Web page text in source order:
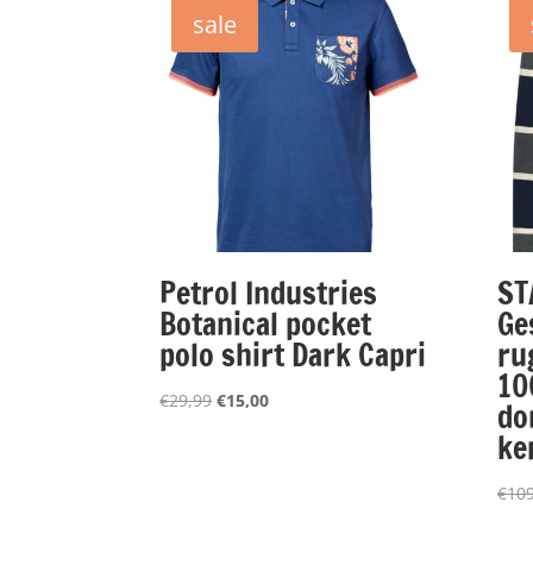
sale
Petrol Industries
Botanical pocket
polo shirt Dark Capri
€29,99Oorspronkelijke
€15,00Huidige
€